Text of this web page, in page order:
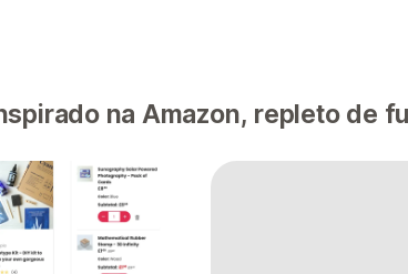
na Amazon, repleto de